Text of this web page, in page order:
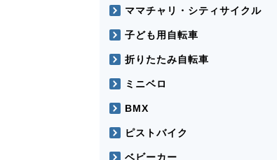
ママチャリ・シティサイクル
子ども用自転車
折りたたみ自転車
ミニベロ
BMX
ピストバイク
ベビーカー